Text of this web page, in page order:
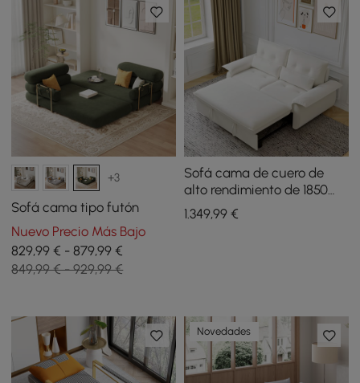
+3
Sofá cama tipo futón
Nuevo Precio Más Bajo
829,99 € - 879,99 €
849,99 € - 929,99 €
Sofá cama de cuero de
alto rendimiento de 1850
mm
1.349,99€
Novedades